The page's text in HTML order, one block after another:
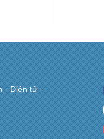
- Điện tử -